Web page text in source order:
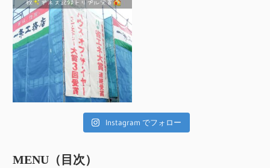
Instagram でフォロー
MENU（目次）